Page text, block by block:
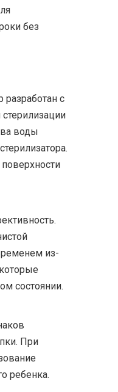
без
разработан с
воды
из-
состоянии.
При
ребенка.